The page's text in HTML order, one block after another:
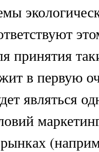
принятия
в первую
являться